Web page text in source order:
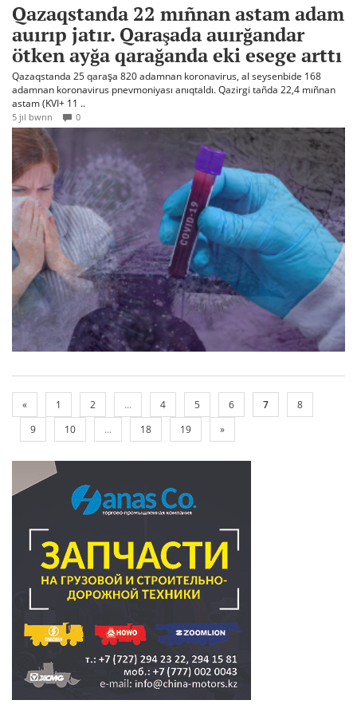
Qazaqstanda 22 mıñnan astam adam
auırıp jatır. Qaraşada auırğandar
ötken ayğa qarağanda eki esege arttı
Qazaqstanda 25 qaraşa 820 adamnan koronavirus, al seysenbide 168
adamnan koronavirus pnevmoniyası anıqtaldı. Qazirgi tañda 22,4 mıñnan
astam (KVI+ 11 ..
5 jıl bwrın 0
« 1 2 ... 4 5 6 7
8
9
10 ... 18 19 »